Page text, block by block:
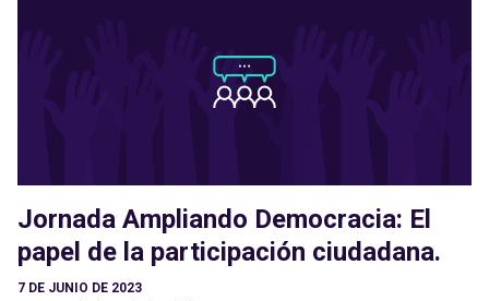
Jornada Ampliando Democracia: El
papel de la participación ciudadana.
7 DE JUNIO DE 2023